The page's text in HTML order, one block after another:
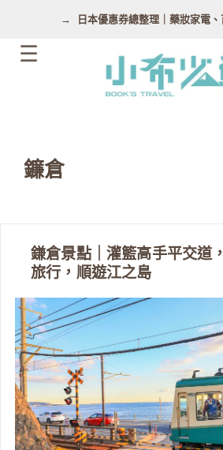
日本優惠券總整理｜藥妝家電
鐮倉
鎌倉景點｜灌籃高手平交道
旅行，順遊江之島